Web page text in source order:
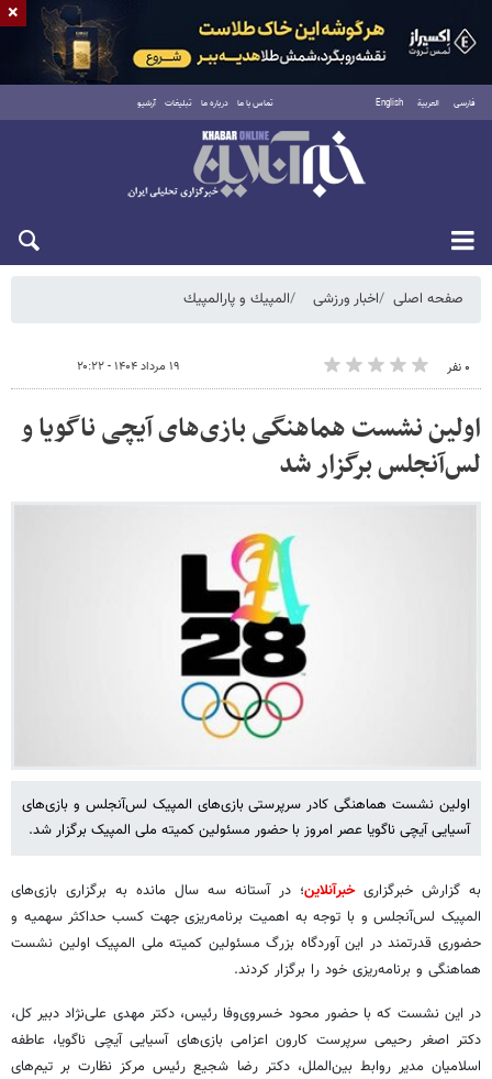
فارسی العربية English تماس با ما درباره ما تبلیغات آرشیو
پنجشنبه ۱۵ مرداد ۱۴۰۵
صفحه اصلی اخبار ورزشی المپيك و پارالمپيك
۰ نفر ۱۹ مرداد ۱۴۰۴ - ۲۰:۲۲
اولین نشست هماهنگی بازی‌های آیچی ناگویا و
لس‌آنجلس برگزار شد
اولین نشست هماهنگی کادر سرپرستی بازی‌های المپیک لس‌آنجلس و بازی‌های
آسیایی آیچی ناگویا عصر امروز با حضور مسئولین کمیته ملی المپیک برگزار شد.
به گزارش خبرگزاریخبرآنلاین؛ در آستانه سه سال مانده به برگزاری بازی‌های
المپیک لس‌آنجلس و با توجه به اهمیت برنامه‌ریزی جهت کسب حداکثر سهمیه و
حضوری قدرتمند در این آوردگاه بزرگ مسئولین کمیته ملی المپیک اولین نشست
هماهنگی و برنامه‌ریزی خود را برگزار کردند.
در این نشست که با حضور محود خسروی‌وفا رئیس، دکتر مهدی علی‌نژاد دبیر کل،
دکتر اصغر رحیمی سرپرست کارون اعزامی بازی‌های آسیایی آیچی ناگویا، عاطفه
اسلامیان مدیر روابط بین‌الملل، دکتر رضا شجیع رئیس مرکز نظارت بر تیم‌های
×